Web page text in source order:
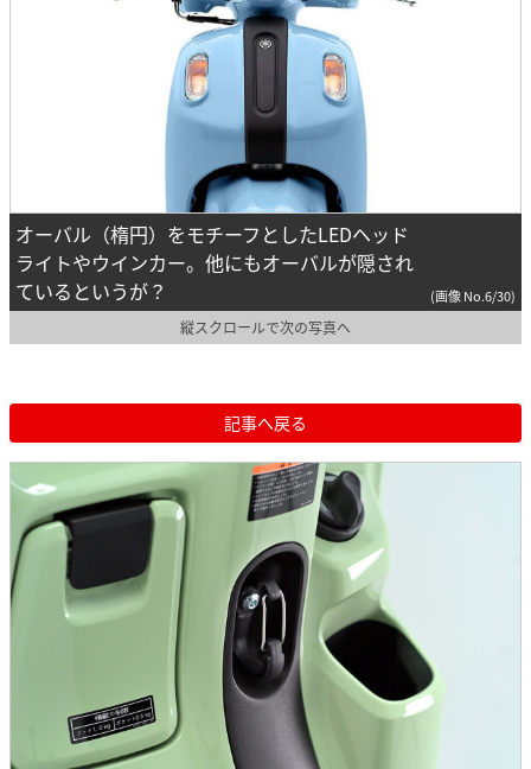
オーバル（楕円）をモチーフとしたLEDヘッド
ライトやウインカー。他にもオーバルが隠され
ているというが？
(画像 No.6/30)
縦スクロールで次の写真へ
記事へ戻る